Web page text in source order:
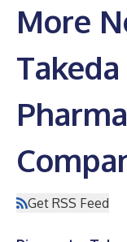
More
Takeda
Get RSS Feed